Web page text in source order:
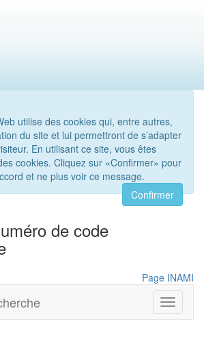
utilise des cookies qui, entre autres,
du site et lui permettront de s’adapter
En utilisant ce site, vous êtes
cookies. Cliquez sur «Confirmer» pour
et ne plus voir ce message.
Confirmer
de code
Page INAMI
Toggle